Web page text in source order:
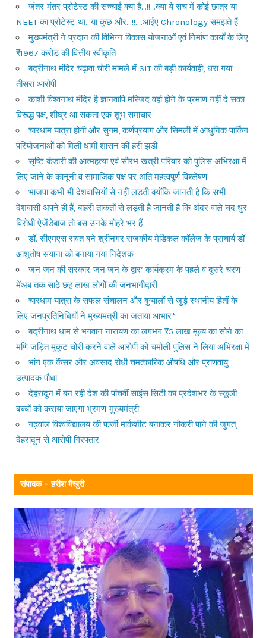
जंतर-मंतर प्रोटेस्ट की सच्चाई क्या है…!!…क्या ये सच में कोई छात्र या
NEET का प्रोटेस्ट था…या कुछ और…!!….आईए Chronology समझते हैं
मुख्यमंत्री ने प्रदान की विभिन्न विकास योजनाओं एवं निर्माण कार्यों के लिए
₹1967 करोड़ की वित्तीय स्वीकृति
बद्रीनाथ मंदिर चढ़ावा चोरी मामले में SIT की बड़ी कार्यवाही, धरा गया
तीसरा आरोपी
काशी विश्वनाथ मंदिर है ज्ञानवापि मस्जिद वहां होने के प्रमाण नहीं दे सका
विरूद्ध पक्ष, शीघ्र आ सकता एक शुभ समाचार
चारधाम यात्रा होगी और सुगम, कर्णप्रयाग और सिमली में आधुनिक पार्किंग
परियोजनाओं को मिली धामी शासन की हरी झंडी
सृष्टि कंडारी की आत्महत्या एवं सौरभ खत्री परिवार को पुलिस अभिरक्षा में
लिए जाने के कानूनी व सामाजिक पक्ष पर अति महत्वपूर्ण विश्लेषण
भाजपा कभी भी देशवासियों से नहीं लड़ती क्योंकि जानती है कि सभी
देशवासी अपने ही हैं, बाहरी ताकतों से लड़ती है जानती है कि अंदर वाले चंद धुर
विरोधी ऐजेंडेबाज तो बस उनके मोहरे भर हैं
डॉ. सीएमएस रावत बने श्रीनगर राजकीय मेडिकल कॉलेज के प्राचार्य डॉ
आशुतोष सयाना को बनाया गया निदेशक
जन जन की सरकार-जन जन के द्वार’ कार्यक्रम के पहले व दूसरे चरण
मेंअब तक साढ़े छह लाख लोगों की जनभागीदारी
चारधाम यात्रा के सफल संचालन और बुग्यालों से जुड़े स्थानीय हितों के
लिए जनप्रतिनिधियों ने मुख्यमंत्री का जताया आभार*
बद्रीनाथ धाम से भगवान नारायण का लगभग ₹5 लाख मूल्य का सोने का
मणि जड़ित मुकुट चोरी करने वाले आरोपी को चमोली पुलिस ने लिया अभिरक्षा में
भांग एक कैंसर और अवसाद रोधी चमत्कारिक औषधि और प्राणवायु
उत्पादक पौधा
देहरादून में बन रही देश की पांचवीं साइंस सिटी का प्रदेशभर के स्कूली
बच्चों को कराया जाएगा भ्रमण-मुख्यमंत्री
गढ़वाल विश्वविद्यालय की फर्जी मार्कशीट बनाकर नौकरी पाने की जुगत,
देहरादून से आरोपी गिरफ्तार
संपादक – हरीश मैखुरी